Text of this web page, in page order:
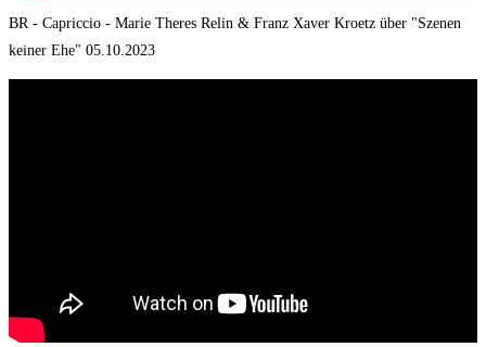
BR - Capriccio - Marie Theres Relin & Franz Xaver Kroetz über "Szenen
keiner Ehe" 05.10.2023